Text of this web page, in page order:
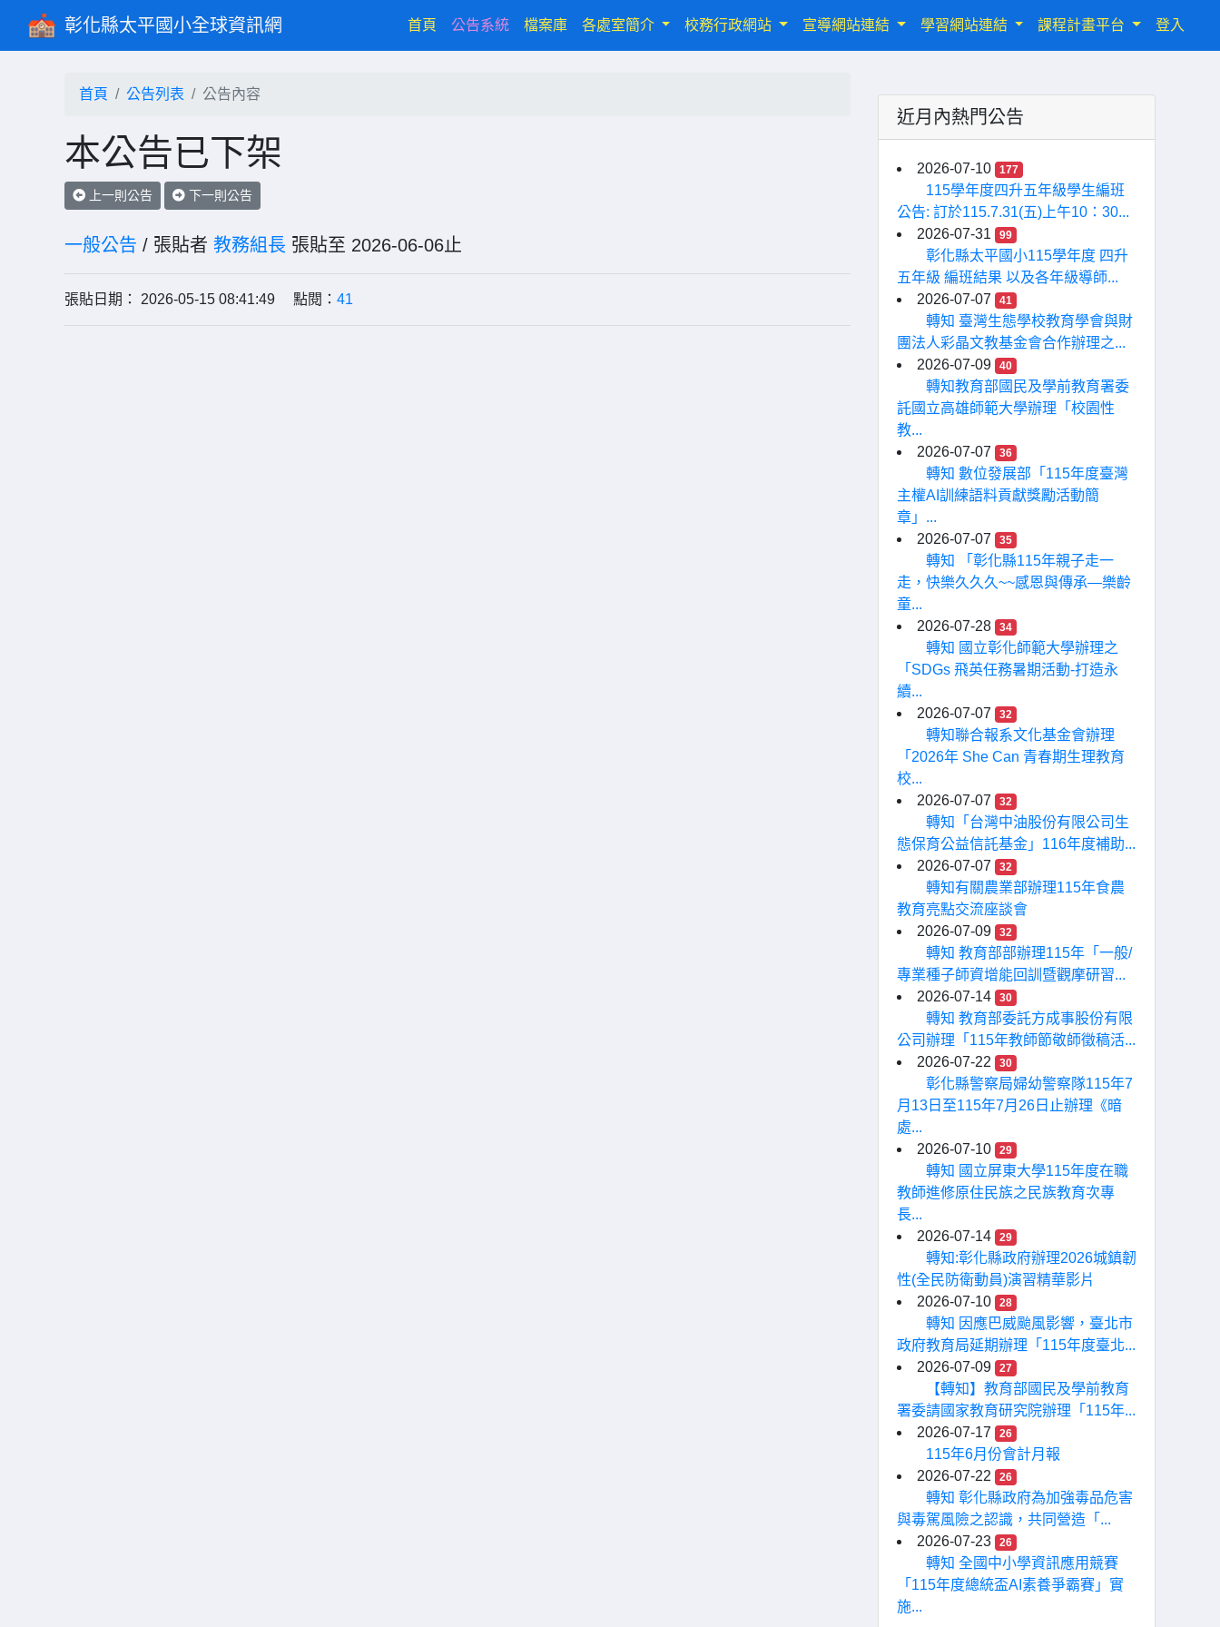
彰化縣太平國小全球資訊網 首頁(current)
公告系統 檔案庫 各處室簡介 校務行政網站 宣導網站連結 學習網站連結 課程計畫平台 登入
首頁 公告列表 公告內容
本公告已下架
上一則公告 下一則公告
一般公告 / 張貼者 教務組長 張貼至 2026-06-06止
張貼日期： 2026-05-15 08:41:49 點閱： 41
近月內熱門公告
2026-07-10 177
115學年度四升五年級學生編班
公告: 訂於115.7.31(五)上午10：30...
2026-07-31
99
彰化縣太平國小115學年度 四升
五年級 編班結果 以及各年級導師...
2026-07-07
41
轉知 臺灣生態學校教育學會與財
團法人彩晶文教基金會合作辦理之...
2026-07-09
40
轉知教育部國民及學前教育署委
託國立高雄師範大學辦理「校園性
教...
2026-07-07
36
轉知 數位發展部「115年度臺灣
主權AI訓練語料貢獻獎勵活動簡
章」...
2026-07-07
35
轉知 「彰化縣115年親子走一
走，快樂久久久~~感恩與傳承—樂齡
童...
2026-07-28
34
轉知 國立彰化師範大學辦理之
「SDGs 飛英任務暑期活動-打造永
續...
2026-07-07
32
轉知聯合報系文化基金會辦理
「2026年 She Can 青春期生理教育
校...
2026-07-07
32
轉知「台灣中油股份有限公司生
態保育公益信託基金」116年度補助...
2026-07-07
32
轉知有關農業部辦理115年食農
教育亮點交流座談會
2026-07-09
32
轉知 教育部部辦理115年「一般/
專業種子師資增能回訓暨觀摩研習...
2026-07-14
30
轉知 教育部委託方成事股份有限
公司辦理「115年教師節敬師徵稿活...
2026-07-22
30
彰化縣警察局婦幼警察隊115年7
月13日至115年7月26日止辦理《暗
處...
2026-07-10
29
轉知 國立屏東大學115年度在職
教師進修原住民族之民族教育次專
長...
2026-07-14
29
轉知:彰化縣政府辦理2026城鎮韌
性(全民防衛動員)演習精華影片
2026-07-10
28
轉知 因應巴威颱風影響，臺北市
政府教育局延期辦理「115年度臺北...
2026-07-09
27
【轉知】教育部國民及學前教育
署委請國家教育研究院辦理「115年...
2026-07-17
26
115年6月份會計月報
2026-07-22
26
轉知 彰化縣政府為加強毒品危害
與毒駕風險之認識，共同營造「...
2026-07-23
26
轉知 全國中小學資訊應用競賽
「115年度總統盃AI素養爭霸賽」實
施...